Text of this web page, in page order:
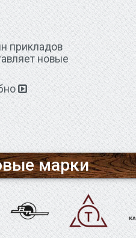
прикладов
новые
марки